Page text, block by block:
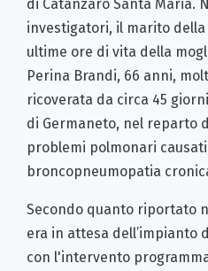
di Catanzaro Santa Maria.
investigatori, il marito
ultime ore di vita della
Perina Brandi, 66 anni,
ricoverata da circa 45
di Germaneto, nel reparto
problemi polmonari
broncopneumopatia
Secondo quanto riportato
era in attesa dell’impianto
con l'intervento